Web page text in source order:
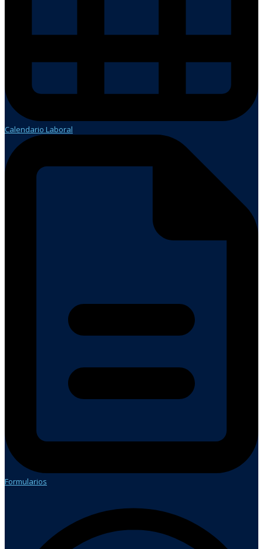
Calendario Laboral
Formularios